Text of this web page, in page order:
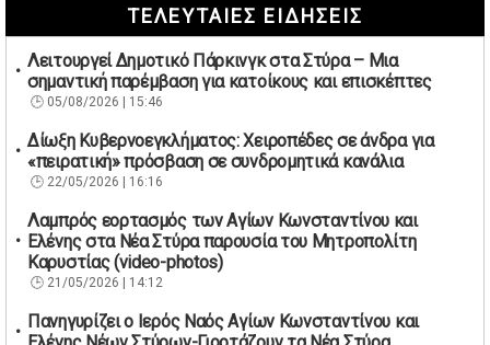
ΤΕΛΕΥΤΑΙΕΣ ΕΙΔΗΣΕΙΣ
Λειτουργεί Δημοτικό Πάρκινγκ στα Στύρα – Μια
σημαντική παρέμβαση για κατοίκους και επισκέπτες
05/08/2026 | 15:46
Δίωξη Κυβερνοεγκλήματος: Χειροπέδες σε άνδρα για
«πειρατική» πρόσβαση σε συνδρομητικά κανάλια
22/05/2026 | 16:16
Λαμπρός εορτασμός των Αγίων Κωνσταντίνου και
Ελένης στα Νέα Στύρα παρουσία του Μητροπολίτη
Καρυστίας (video-photos)
21/05/2026 | 14:12
Πανηγυρίζει ο Ιερός Ναός Αγίων Κωνσταντίνου και